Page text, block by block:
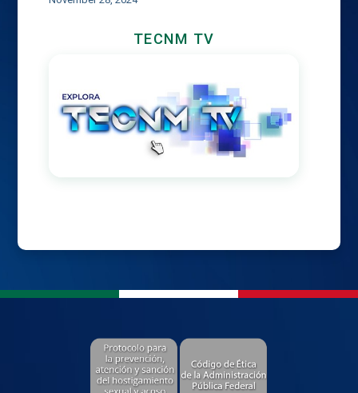
TECNM TV